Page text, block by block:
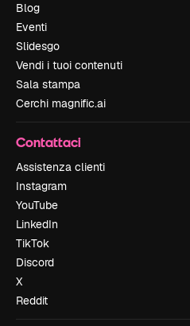
Blog
Eventi
Slidesgo
Vendi i tuoi contenuti
Sala stampa
Cerchi magnific.ai
Contattaci
Assistenza clienti
Instagram
YouTube
LinkedIn
TikTok
Discord
X
Reddit